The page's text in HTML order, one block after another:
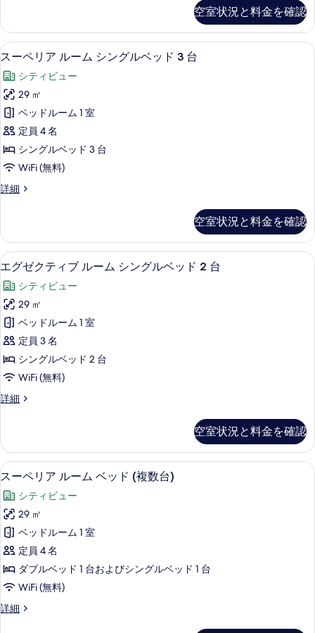
真
を
表
示
す
る
グ
ル
ベ
ッ
ド
2
台
の
す
べ
写
真
を
表
示
す
る
ア
ル
ー
シ
ン
グ
ル
ベ
ッ
ド
2
の
空室状況と料金を確認
ス
ー
ペ
リ
ア
ル
ー
ム
シ
グ
ル
ベ
ッ
ド
3
台
の
す
べ
写
真
を
表
示
す
る
スーペリア ルーム シングルベッド 3
5
スーペリア ルーム シングルベッド 3 台
シティビュー
29 ㎡
ベッドルーム 1 室
定員 4 名
シングルベッド 3 台
WiFi (無料)
詳細
ス
ア
ル
ー
シ
ン
グ
ル
ベ
ッ
ド
3
の
空室状況と料金を確認
エ
グ
ゼ
ク
テ
ィ
ブ
ル
ー
シ
ン
グ
ル
ベ
ッ
ド
2
台
の
7
エグゼクティブ ルーム シングルベッド 2 台
シティビュー
29 ㎡
ベッドルーム 1 室
定員 3 名
シングルベッド 2 台
WiFi (無料)
詳細
エ
テ
ィ
ブ
ー
ム
シ
ン
グ
ル
ベ
ッ
2
空室状況と料金を確認
ス
ー
ペ
リ
ア
ル
ー
ム
ベ
スーペリア ルーム ベッド (複数台) |
6
スーペリア ルーム ベッド (複数台)
シティビュー
29 ㎡
ベッドルーム 1 室
定員 4 名
ダブルベッド 1 台およびシングルベッド 1 台
WiFi (無料)
詳細
ス